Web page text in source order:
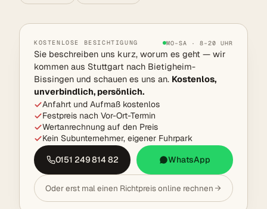
KOSTENLOSE BESICHTIGUNG MO–SA · 8–20 UHR
Sie beschreiben uns kurz, worum es geht — wir
kommen aus Stuttgart nach Bietigheim-
Bissingen und schauen es uns an. Kostenlos,
unverbindlich, persönlich.
Anfahrt und Aufmaß kostenlos
Festpreis nach Vor-Ort-Termin
Wertanrechnung auf den Preis
Kein Subunternehmer, eigener Fuhrpark
0151 249 814 82
WhatsApp
Oder erst mal einen Richtpreis online rechnen